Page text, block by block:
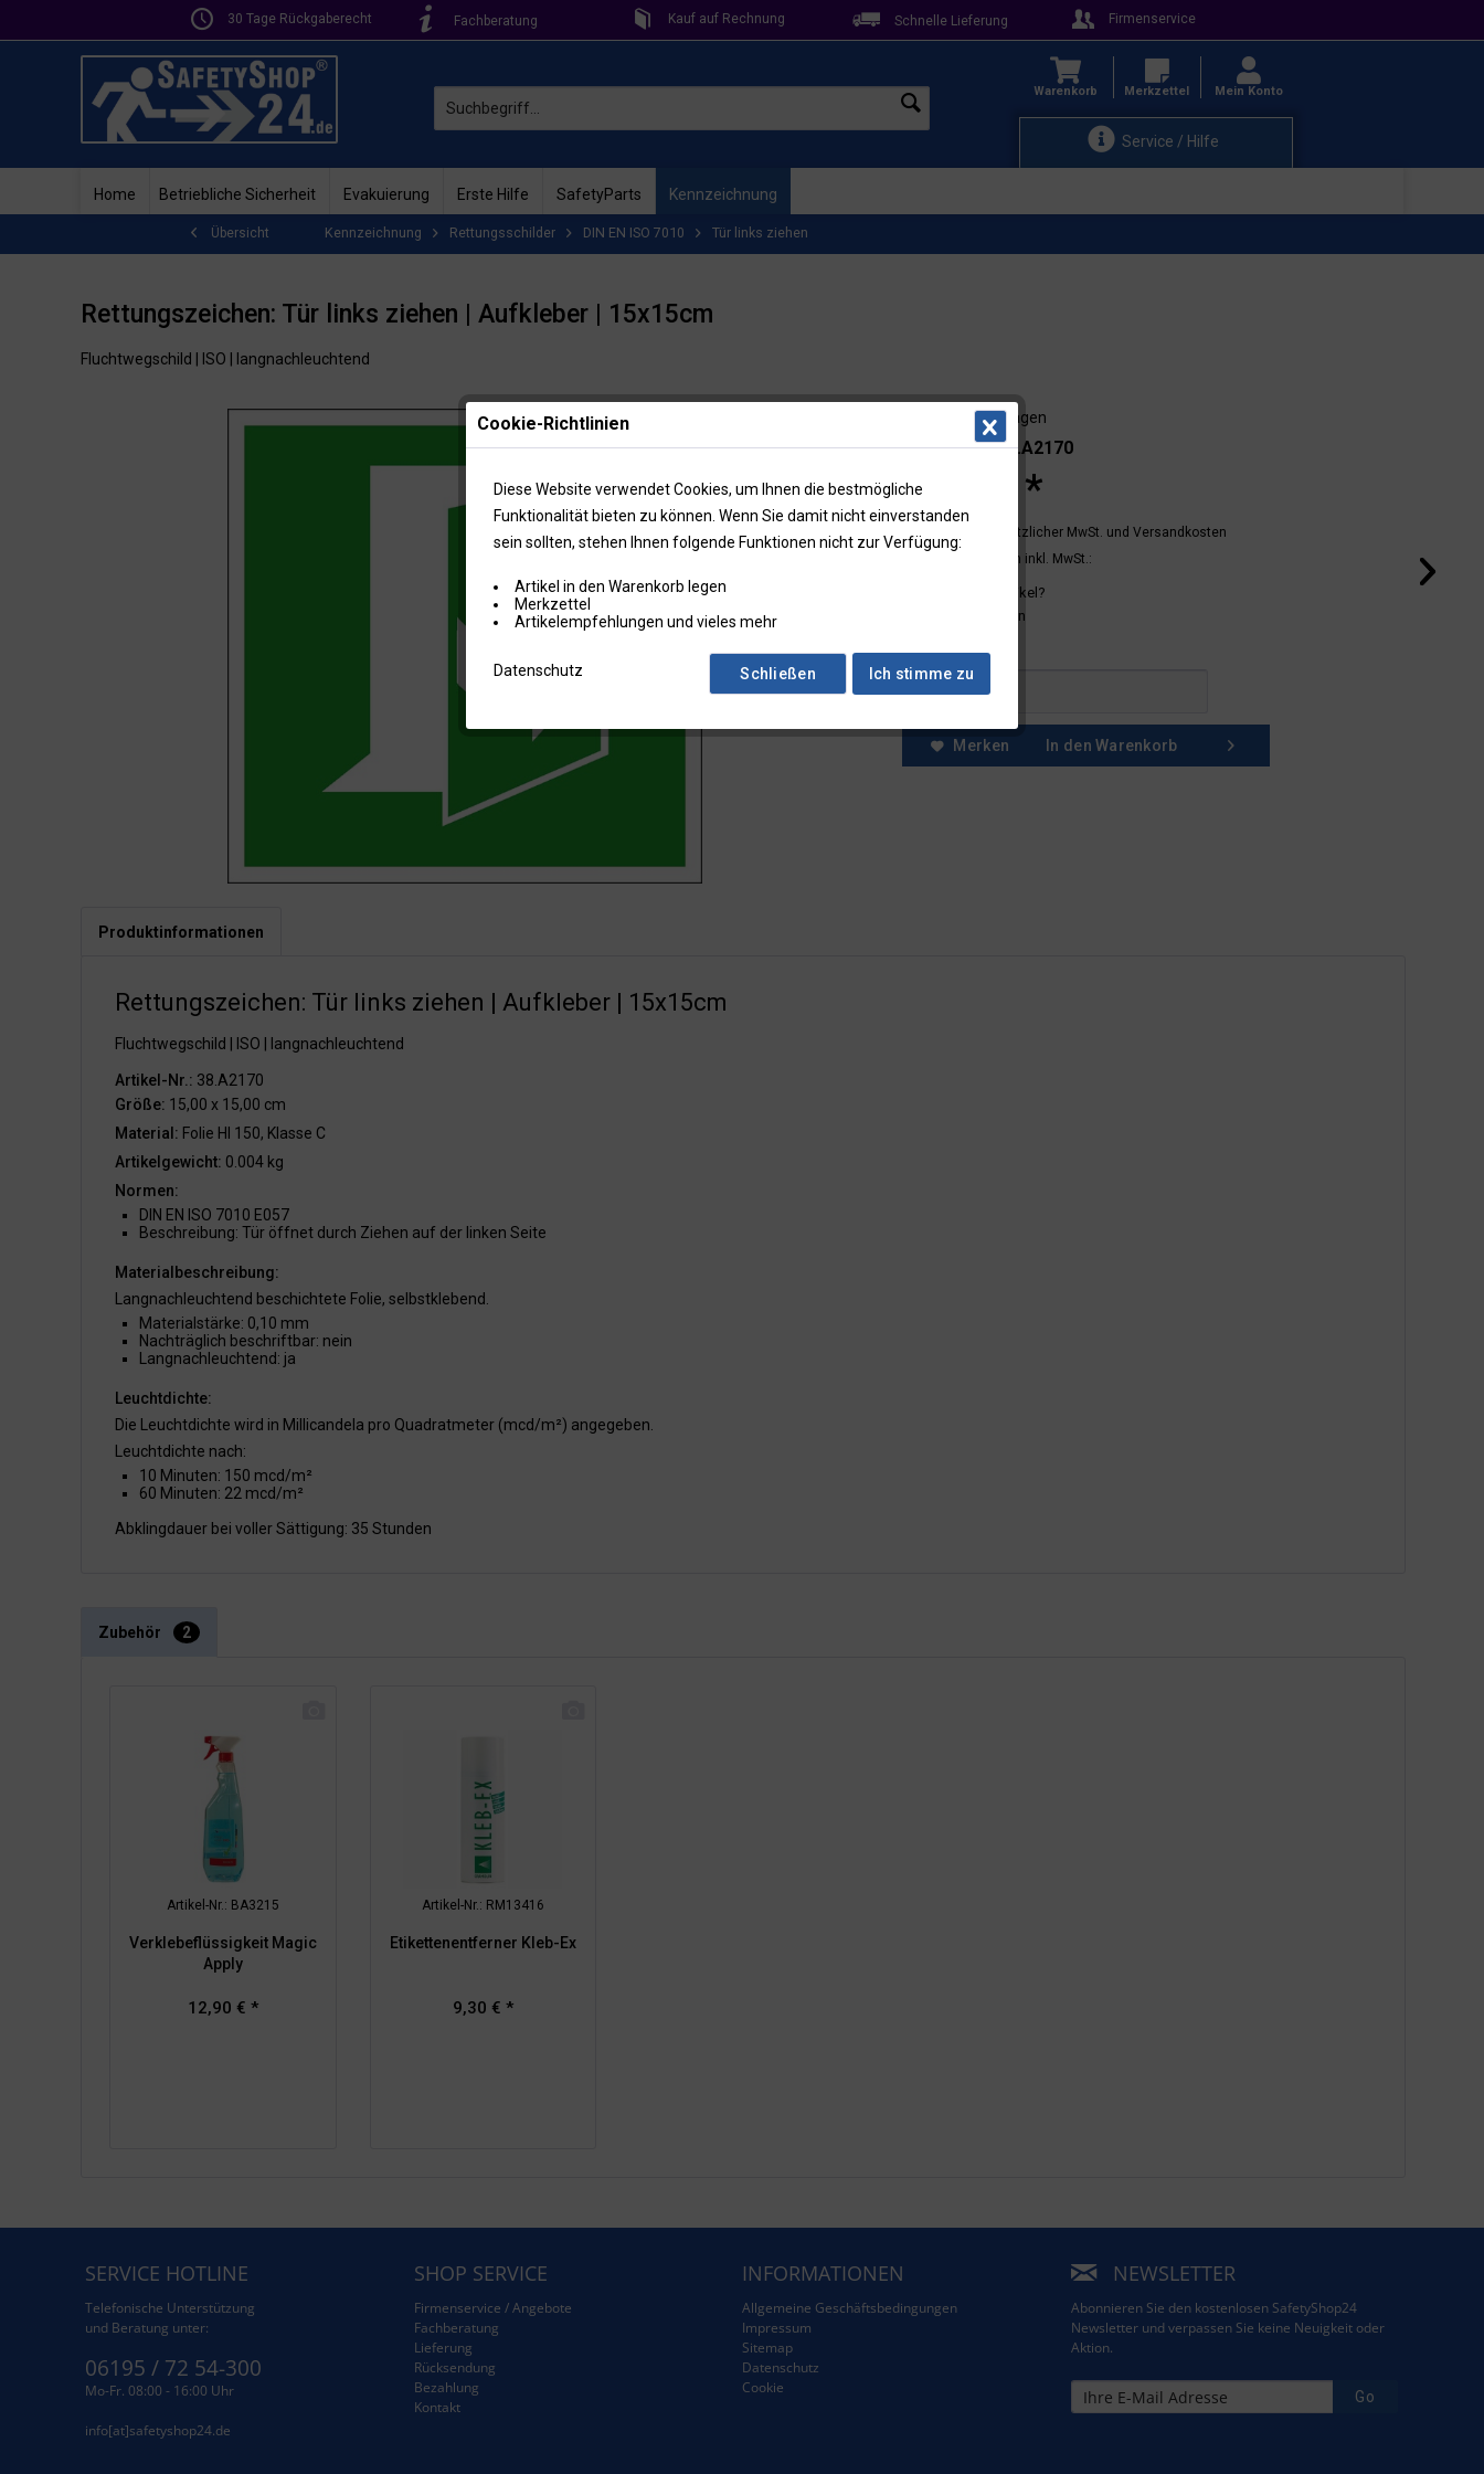
30 Tage Rückgaberecht Fachberatung Kauf auf Rechnung Schnelle Lieferung Firmenservice
Service / Hilfe
Warenkorb Merkzettel Mein Konto
Home Betriebliche Sicherheit Evakuierung Erste Hilfe SafetyParts Kennzeichnung
Übersicht Kennzeichnung Rettungsschilder DIN EN ISO 7010 Tür links ziehen
Rettungszeichen: Tür links ziehen | Aufkleber | 15x15cm
Fluchtwegschild | ISO | langnachleuchtend
Lieferzeit: 3-4 Tagen
Artikel-Nr.: 38.A2170
7,55 € *
* Preise zzgl. gesetzlicher MwSt. und Versandkosten
Preise in Klammern inkl. MwSt.:
Fragen zum Artikel?
Faxbestellschein
Menge:
Merken In den Warenkorb
Produktinformationen
Rettungszeichen: Tür links ziehen | Aufkleber | 15x15cm
Fluchtwegschild | ISO | langnachleuchtend
Artikel-Nr.: 38.A2170
Größe: 15,00 x 15,00 cm
Material: Folie HI 150, Klasse C
Artikelgewicht: 0.004 kg
Normen:
DIN EN ISO 7010 E057
Beschreibung: Tür öffnet durch Ziehen auf der linken Seite
Materialbeschreibung:
Langnachleuchtend beschichtete Folie, selbstklebend.
Materialstärke: 0,10 mm
Nachträglich beschriftbar: nein
Langnachleuchtend: ja
Leuchtdichte:
Die Leuchtdichte wird in Millicandela pro Quadratmeter (mcd/m²) angegeben.
Leuchtdichte nach:
10 Minuten: 150 mcd/m²
60 Minuten: 22 mcd/m²
Abklingdauer bei voller Sättigung: 35 Stunden
Zubehör 2
Artikel-Nr.: BA3215
Verklebeflüssigkeit Magic
Apply
12,90 € *
Artikel-Nr.: RM13416
Etikettenentferner Kleb-Ex
9,30 € *
SERVICE HOTLINE
Telefonische Unterstützung
und Beratung unter:
06195 / 72 54-300
Mo-Fr. 08:00 - 16:00 Uhr
info[at]safetyshop24.de
SHOP SERVICE
Firmenservice / Angebote
Fachberatung
Lieferung
Rücksendung
Bezahlung
Kontakt
INFORMATIONEN
Allgemeine Geschäftsbedingungen
Impressum
Sitemap
Datenschutz
Cookie
NEWSLETTER
Abonnieren Sie den kostenlosen SafetyShop24
Newsletter und verpassen Sie keine Neuigkeit oder
Aktion.
Go
Cookie-Richtlinien
Diese Website verwendet Cookies, um Ihnen die bestmögliche
Funktionalität bieten zu können. Wenn Sie damit nicht einverstanden
sein sollten, stehen Ihnen folgende Funktionen nicht zur Verfügung:
Artikel in den Warenkorb legen
Merkzettel
Artikelempfehlungen und vieles mehr
Datenschutz Ich stimme zu
Schließen